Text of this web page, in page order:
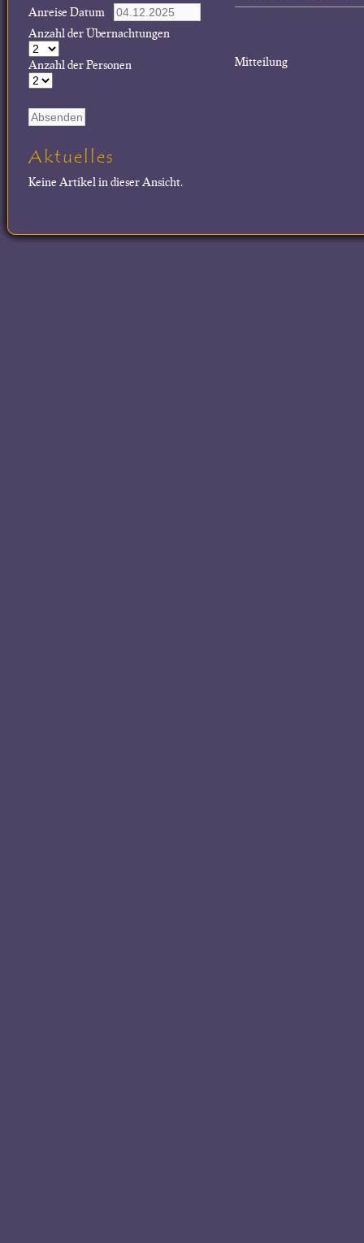
Mitteilung
Anreise Datum
Anzahl der Übernachtungen
Anzahl der Personen
Aktuelles
Keine Artikel in dieser Ansicht.